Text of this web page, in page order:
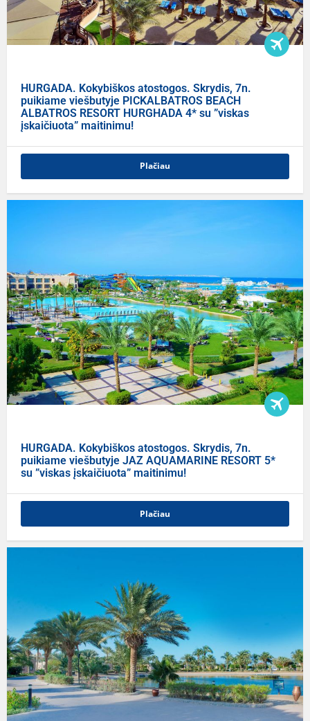
HURGADA. Kokybiškos atostogos. Skrydis, 7n.
puikiame viešbutyje PICKALBATROS BEACH
ALBATROS RESORT HURGHADA 4* su ”viskas
įskaičiuota” maitinimu!
Plačiau
HURGADA. Kokybiškos atostogos. Skrydis, 7n.
puikiame viešbutyje JAZ AQUAMARINE RESORT 5*
su ”viskas įskaičiuota” maitinimu!
Plačiau